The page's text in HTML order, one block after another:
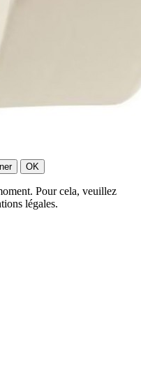
Pour cela, veuillez
légales.